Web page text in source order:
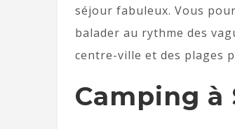
séjour fabuleux. Vous
balader au rythme des
centre-ville et des plages
Camping à